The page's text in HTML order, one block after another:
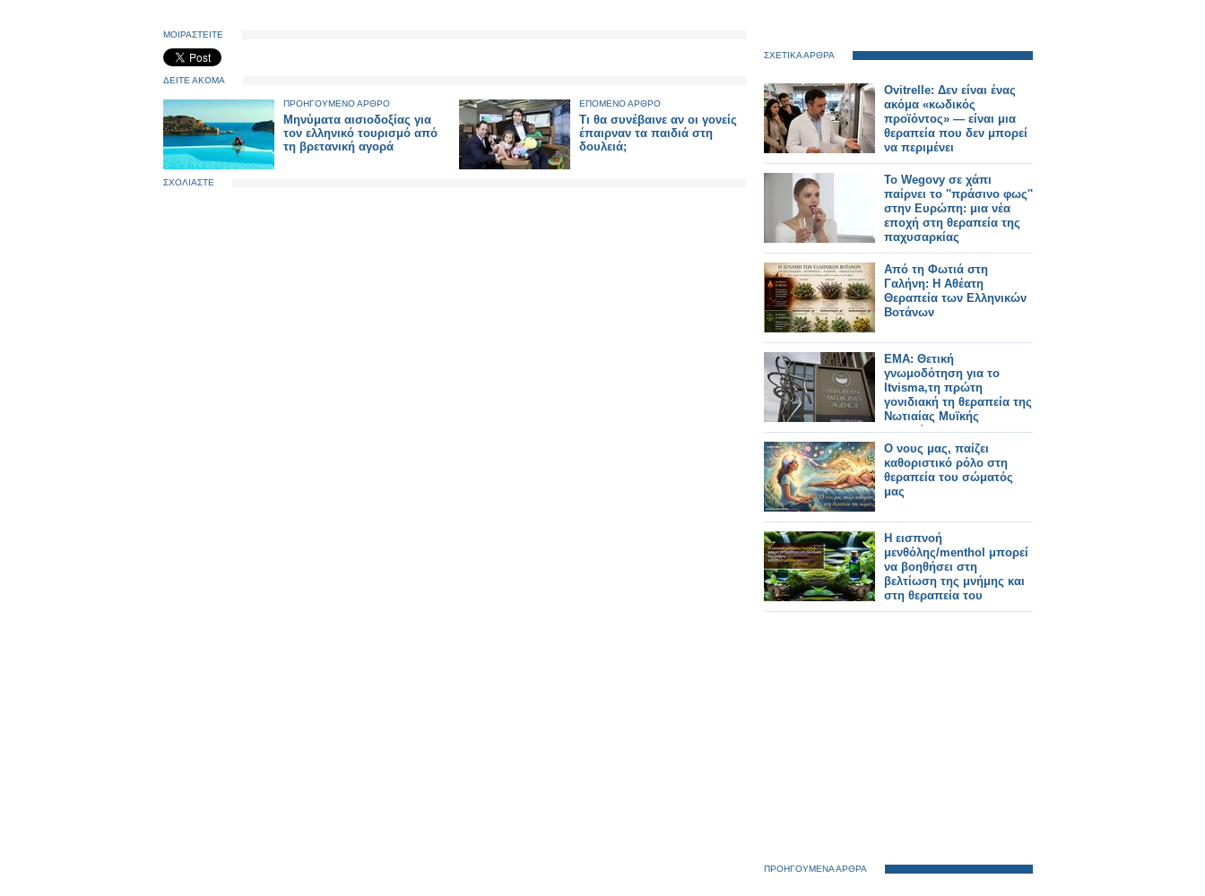
ΜΟΙΡΑΣΤΕΙΤΕ
ΔΕΙΤΕ ΑΚΟΜΑ
ΠΡΟΗΓΟΥΜΕΝΟ ΑΡΘΡΟ
Μηνύματα αισιοδοξίας για
τον ελληνικό τουρισμό από
τη βρετανική αγορά
ΕΠΟΜΕΝΟ ΑΡΘΡΟ
Τι θα συνέβαινε αν οι γονείς
έπαιρναν τα παιδιά στη
δουλειά;
ΣΧΟΛΙΑΣΤΕ
ΣΧΕΤΙΚΑ ΑΡΘΡΑ
Ovitrelle: Δεν είναι ένας
ακόμα «κωδικός
προϊόντος» — είναι μια
θεραπεία που δεν μπορεί
να περιμένει
Το Wegovy σε χάπι
παίρνει το ''πράσινο φως''
στην Ευρώπη: μια νέα
εποχή στη θεραπεία της
παχυσαρκίας
Από τη Φωτιά στη
Γαλήνη: Η Αθέατη
Θεραπεία των Ελληνικών
Βοτάνων
EMA: Θετική
γνωμοδότηση για το
Itvisma,τη πρώτη
γονιδιακή τη θεραπεία της
Νωτιαίας Μυϊκής
Ατροφίας (SMA)
Ο νους μας, παίζει
καθοριστικό ρόλο στη
θεραπεία του σώματός
μας
Η εισπνοή
μενθόλης/menthol μπορεί
να βοηθήσει στη
βελτίωση της μνήμης και
στη θεραπεία του
Alzheimer
ΠΡΟΗΓΟΥΜΕΝΑ ΑΡΘΡΑ